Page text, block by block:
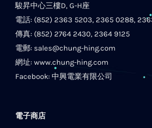
駿昇中心三樓D, G-H座
電話: (852) 2363 5203, 2365 0288,
傳真: (852) 2764 2430, 2364 9125
電郵: sales@chung-hing.com
網址: www.chung-hing.com
Facebook: 中興電業有限公司
電子商店